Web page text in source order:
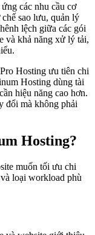
các nhu cầu cơ
sao lưu, quản lý
lệch giữa các gói
và khả năng xử lý tải,
Hosting ưu tiên chi
Hosting dùng tài
hiệu năng cao hơn.
đổi mà không phải
Hosting?
muốn tối ưu chi
loại workload phù